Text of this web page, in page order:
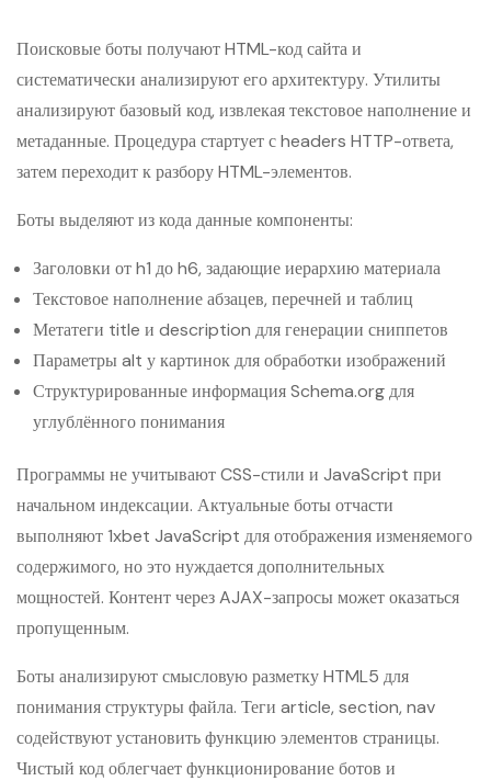
Поисковые боты получают HTML-код сайта и
систематически анализируют его архитектуру. Утилиты
анализируют базовый код, извлекая текстовое наполнение и
метаданные. Процедура стартует с headers HTTP-ответа,
затем переходит к разбору HTML-элементов.
Боты выделяют из кода данные компоненты:
Заголовки от h1 до h6, задающие иерархию материала
Текстовое наполнение абзацев, перечней и таблиц
Метатеги title и description для генерации сниппетов
Параметры alt у картинок для обработки изображений
Структурированные информация Schema.org для
углублённого понимания
Программы не учитывают CSS-стили и JavaScript при
начальном индексации. Актуальные боты отчасти
выполняют 1xbet JavaScript для отображения изменяемого
содержимого, но это нуждается дополнительных
мощностей. Контент через AJAX-запросы может оказаться
пропущенным.
Боты анализируют смысловую разметку HTML5 для
понимания структуры файла. Теги article, section, nav
содействуют установить функцию элементов страницы.
Чистый код облегчает функционирование ботов и